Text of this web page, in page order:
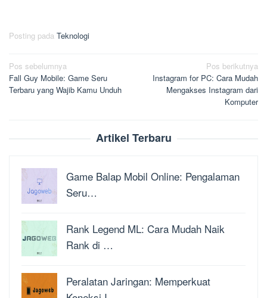
Posting pada Teknologi
Navigasi
pos
Pos sebelumnya
Fall Guy Mobile: Game Seru
Terbaru yang Wajib Kamu Unduh
Pos berikutnya
Instagram for PC: Cara Mudah
Mengakses Instagram dari
Komputer
Artikel Terbaru
Game Balap Mobil Online: Pengalaman
Seru…
Rank Legend ML: Cara Mudah Naik
Rank di …
Peralatan Jaringan: Memperkuat